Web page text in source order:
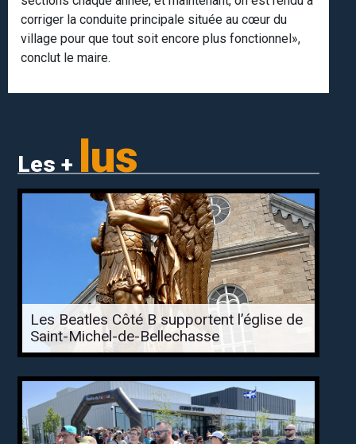
corriger la conduite principale située au cœur du
village pour que tout soit encore plus fonctionnel»,
conclut le maire.
Les + lus
Les Beatles Côté B supportent l’église de
Saint-Michel-de-Bellechasse